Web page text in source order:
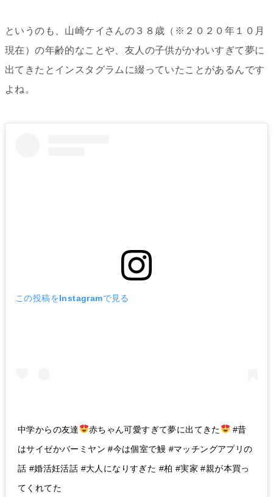
というのも、山崎ケイさんの３８歳（※２０２０年１０月
現在）の年齢的なことや、友人の子供がかわいすぎて夢に
出てきたとインスタグラムに綴っていたことがあるんです
よね。
この投稿をInstagramで見る
中学からの友達 赤ちゃん可愛すぎて夢に出てきた
#昔
はサイゼかバーミヤン #今は個室で鰻 #マッチングアプリの
話 #婚活妊活話 #大人になりすぎた #柏 #実家 #親が本買っ
てくれてた